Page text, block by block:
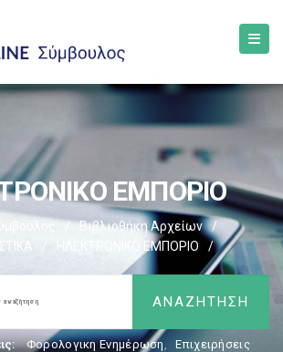
ΕΜΠΟΡΙΟ
/ Βιβλιοθήκη Αρχείων
/
/ ΗΛΕΚΤΡΟΝΙΚΟ ΕΜΠΟΡΙΟ /
Φορολογικη Ενημέρωση, Επιχειρήσεις